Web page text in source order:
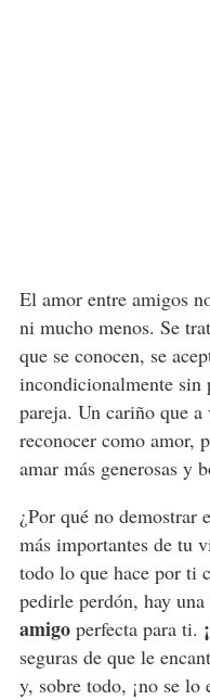
El amor entre amigos
ni mucho menos. Se
que se conocen, se
incondicionalmente sin
pareja. Un cariño que a
reconocer como amor,
amar más generosas y
¿Por qué no demostrar
más importantes de tu
todo lo que hace por ti
pedirle perdón, hay una
amigoperfecta para ti.
seguras de que le
y, sobre todo, ¡no se lo